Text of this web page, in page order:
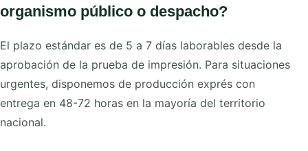
organismo público o despacho?
El plazo estándar es de 5 a 7 días laborables desde la
aprobación de la prueba de impresión. Para situaciones
urgentes, disponemos de producción exprés con
entrega en 48-72 horas en la mayoría del territorio
nacional.